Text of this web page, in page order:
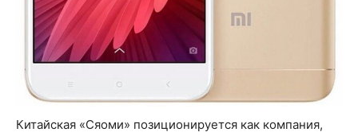
Китайская «Сяоми» позиционируется как компания,